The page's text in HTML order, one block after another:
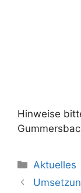
Hinweise
Kategorien
Aktuelles